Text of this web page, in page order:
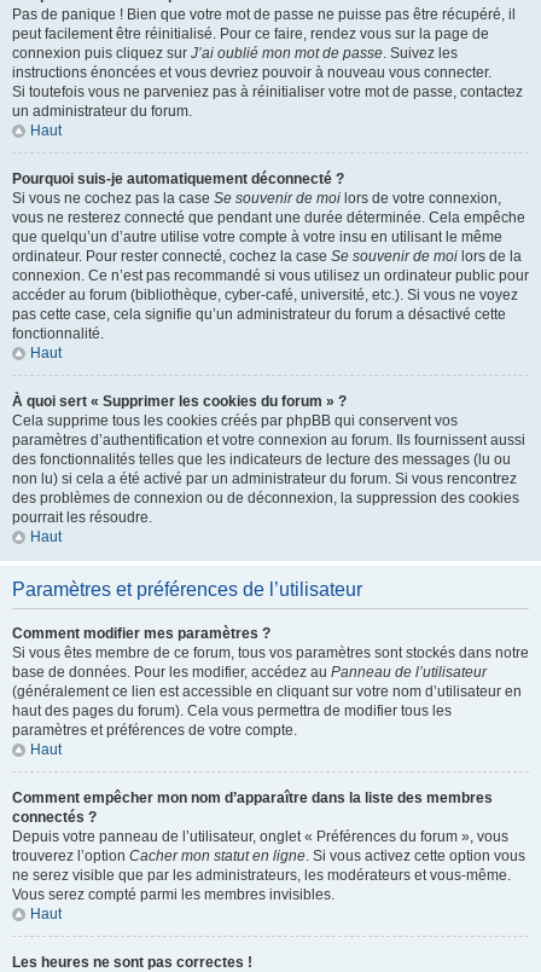
Pas de panique ! Bien que votre mot de passe ne puisse pas être récupéré, il
peut facilement être réinitialisé. Pour ce faire, rendez vous sur la page de
connexion puis cliquez sur J’ai oublié mon mot de passe. Suivez les
instructions énoncées et vous devriez pouvoir à nouveau vous connecter.
Si toutefois vous ne parveniez pas à réinitialiser votre mot de passe, contactez
un administrateur du forum.
Haut
Pourquoi suis-je automatiquement déconnecté ?
Si vous ne cochez pas la case Se souvenir de moi lors de votre connexion,
vous ne resterez connecté que pendant une durée déterminée. Cela empêche
que quelqu’un d’autre utilise votre compte à votre insu en utilisant le même
ordinateur. Pour rester connecté, cochez la case Se souvenir de moi lors de la
connexion. Ce n’est pas recommandé si vous utilisez un ordinateur public pour
accéder au forum (bibliothèque, cyber-café, université, etc.). Si vous ne voyez
pas cette case, cela signifie qu’un administrateur du forum a désactivé cette
fonctionnalité.
Haut
À quoi sert « Supprimer les cookies du forum » ?
Cela supprime tous les cookies créés par phpBB qui conservent vos
paramètres d’authentification et votre connexion au forum. Ils fournissent aussi
des fonctionnalités telles que les indicateurs de lecture des messages (lu ou
non lu) si cela a été activé par un administrateur du forum. Si vous rencontrez
des problèmes de connexion ou de déconnexion, la suppression des cookies
pourrait les résoudre.
Haut
Paramètres et préférences de l’utilisateur
Comment modifier mes paramètres ?
Si vous êtes membre de ce forum, tous vos paramètres sont stockés dans notre
base de données. Pour les modifier, accédez au Panneau de l’utilisateur
(généralement ce lien est accessible en cliquant sur votre nom d’utilisateur en
haut des pages du forum). Cela vous permettra de modifier tous les
paramètres et préférences de votre compte.
Haut
Comment empêcher mon nom d’apparaître dans la liste des membres
connectés ?
Depuis votre panneau de l’utilisateur, onglet « Préférences du forum », vous
trouverez l’option Cacher mon statut en ligne. Si vous activez cette option vous
ne serez visible que par les administrateurs, les modérateurs et vous-même.
Vous serez compté parmi les membres invisibles.
Haut
Les heures ne sont pas correctes !